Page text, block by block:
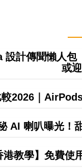
設計傳聞懶人
或
2026｜
AI 喇叭曝光！
港教學】免費